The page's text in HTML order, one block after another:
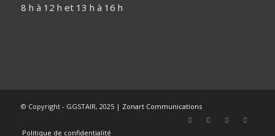
8 h à 12 h et 13 h à 16 h
© Copyright - GGSTAIR, 2025 | Zonart Communications
Politique de confidentialité